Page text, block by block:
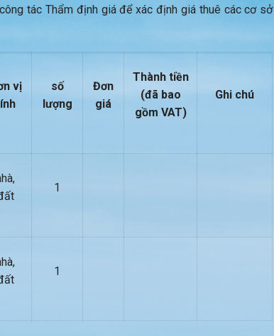
tác Thẩm định giá để xác định giá thuê các cơ sở
vị
số
lượng
Đơn
giá
Thành tiền
(đã bao
gồm VAT)
Ghi chú
1
1